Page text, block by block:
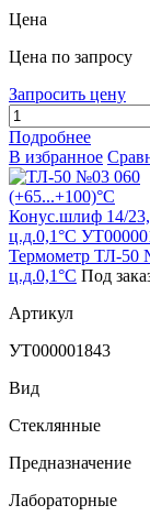
Цена
Цена по запросу
Запросить цену
Подробнее
В избранное
Термометр ТЛ-50
ц.д.0,1°С Под
Артикул
УТ000001843
Вид
Стеклянные
Предназначение
Лабораторные